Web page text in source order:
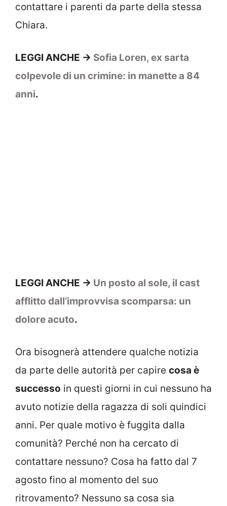
contattare i parenti da parte della stessa
Chiara.
LEGGI ANCHE -> Sofia Loren, ex sarta
colpevole di un crimine: in manette a 84
anni.
LEGGI ANCHE -> Un posto al sole, il cast
afflitto dall’improvvisa scomparsa: un
dolore acuto.
Ora bisognerà attendere qualche notizia
da parte delle autorità per capire cosa è
successo in questi giorni in cui nessuno ha
avuto notizie della ragazza di soli quindici
anni. Per quale motivo è fuggita dalla
comunità? Perché non ha cercato di
contattare nessuno? Cosa ha fatto dal 7
agosto fino al momento del suo
ritrovamento? Nessuno sa cosa sia